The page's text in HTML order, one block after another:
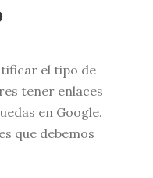
el tipo de
tener enlaces
en Google.
que debemos